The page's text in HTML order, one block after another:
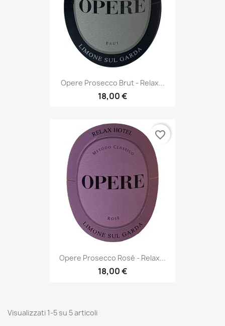
Opere Prosecco Brut - Relax...
18,00 €
Opere Prosecco Rosé - Relax...
18,00 €
favorite_border
Visualizzati 1-5 su 5 articoli